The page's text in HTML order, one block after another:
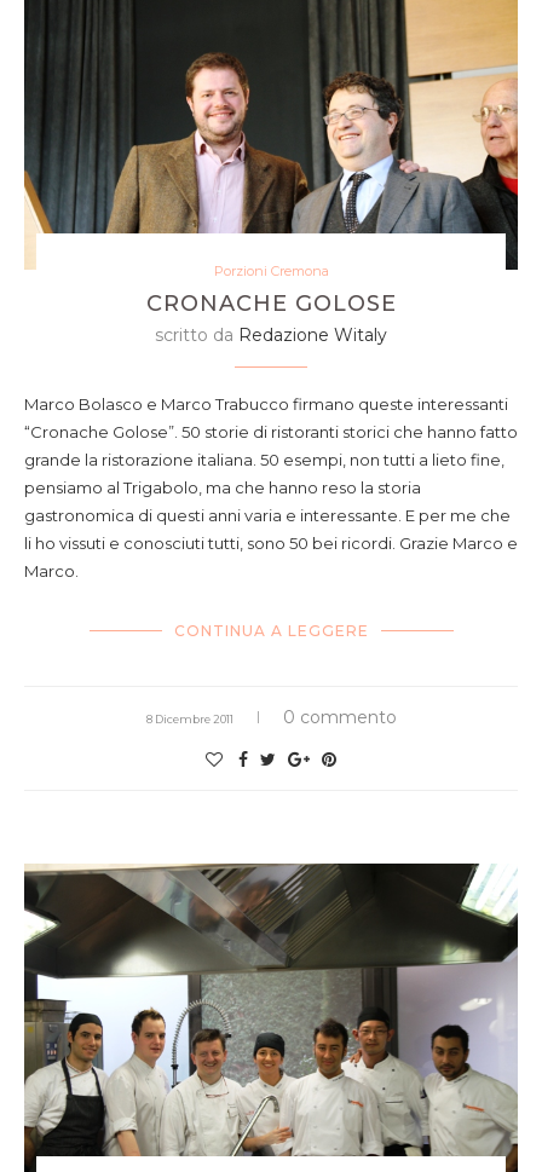
Porzioni Cremona
CRONACHE GOLOSE
scritto da Redazione Witaly
Marco Bolasco e Marco Trabucco firmano queste interessanti
“Cronache Golose”. 50 storie di ristoranti storici che hanno fatto
grande la ristorazione italiana. 50 esempi, non tutti a lieto fine,
pensiamo al Trigabolo, ma che hanno reso la storia
gastronomica di questi anni varia e interessante. E per me che
li ho vissuti e conosciuti tutti, sono 50 bei ricordi. Grazie Marco e
Marco.
CONTINUA A LEGGERE
8 Dicembre 2011 0 commento